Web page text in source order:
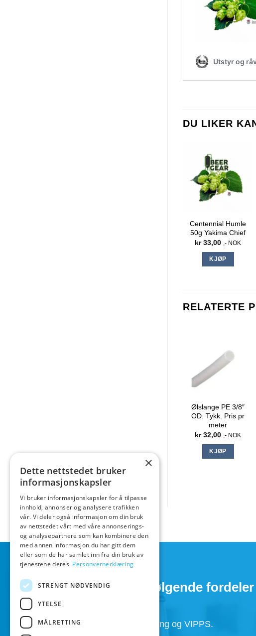
DU LIKER
Centennial Humle
50g Yakima Chief
kr33,00 ,- NOK
KJØP
RELATERTE
Ølslange PE 3/8″
OD. Tykk. Pris pr
meter
kr32,00 ,- NOK
KJØP
Hos BeerGear har du følgende fordeler
Faktura, Utsett betaling , Avbetaling og VIPPS.
×
Dette nettstedet bruker
informasjonskapsler
Vi bruker informasjonskapsler for å tilpasse
innhold, annonser og analysere trafikken
vår. Vi deler også informasjon om din bruk
av nettstedet vårt med våre annonserings-
og analysepartnere som kan kombinere den
med annen informasjon du har gitt dem
eller som de har samlet inn fra din bruk av
tjenestene deres. Personvernerklæring
STRENGT NØDVENDIG
YTELSE
MÅLRETTING